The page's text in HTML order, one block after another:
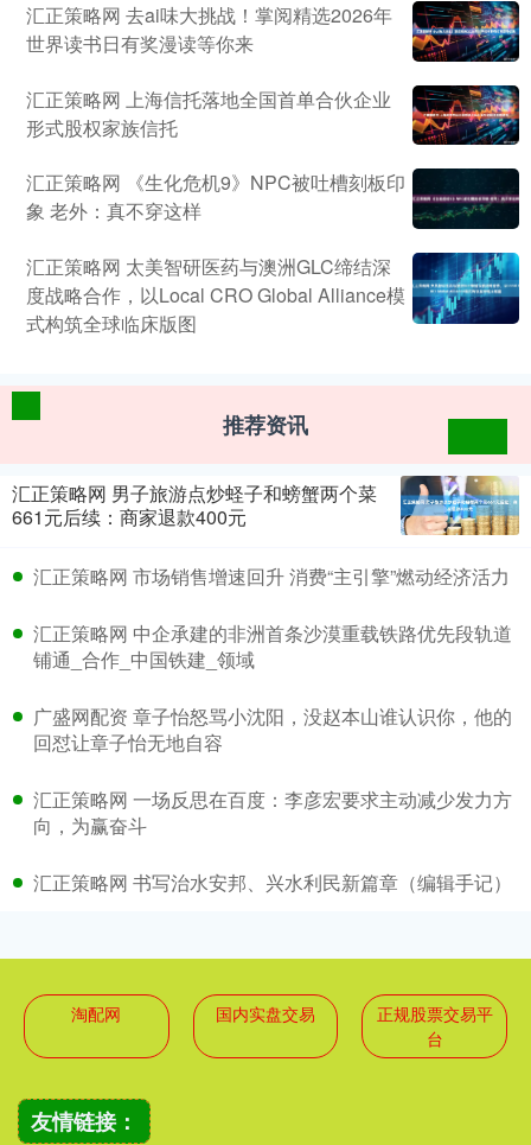
汇正策略网 去ai味大挑战！掌阅精选2026年
世界读书日有奖漫读等你来
汇正策略网 上海信托落地全国首单合伙企业
形式股权家族信托
汇正策略网 《生化危机9》NPC被吐槽刻板印
象 老外：真不穿这样
汇正策略网 太美智研医药与澳洲GLC缔结深
度战略合作，以Local CRO Global Alliance模
式构筑全球临床版图
推荐资讯
汇正策略网 男子旅游点炒蛏子和螃蟹两个菜
661元后续：商家退款400元
汇正策略网 市场销售增速回升 消费“主引擎”燃动经济活力
汇正策略网 中企承建的非洲首条沙漠重载铁路优先段轨道
铺通_合作_中国铁建_领域
广盛网配资 章子怡怒骂小沈阳，没赵本山谁认识你，他的
回怼让章子怡无地自容
汇正策略网 一场反思在百度：李彦宏要求主动减少发力方
向，为赢奋斗
汇正策略网 书写治水安邦、兴水利民新篇章（编辑手记）
淘配网 国内实盘交易
正规股票交易平
台
友情链接：